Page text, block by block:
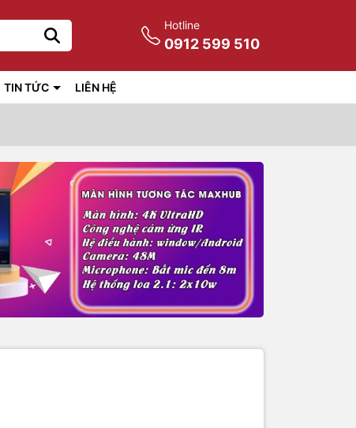
Hotline
0912 599 510
TIN TỨC LIÊN HỆ